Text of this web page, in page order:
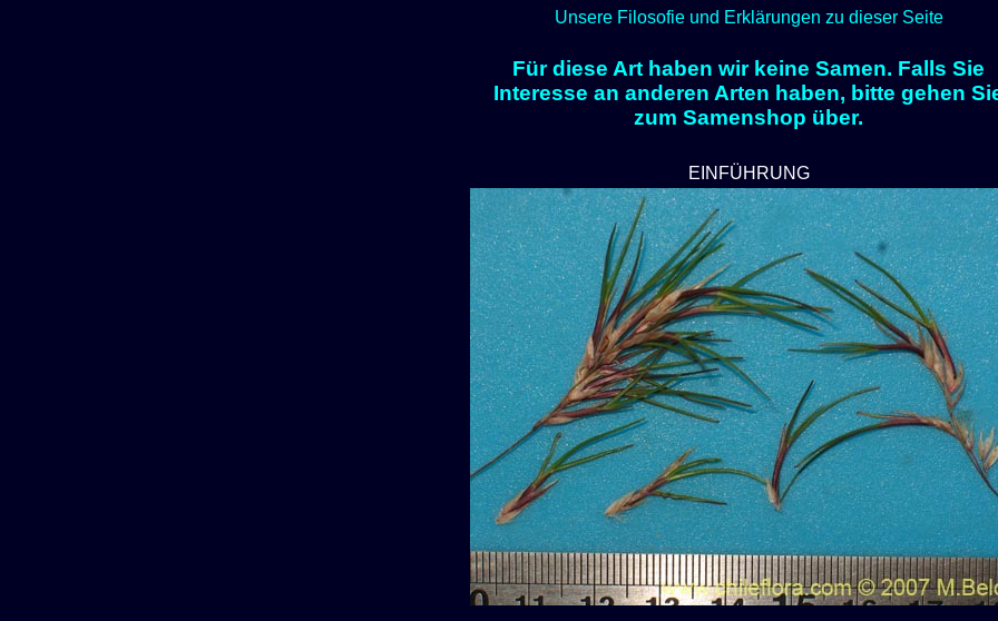
Unsere Filosofie und Erklärungen zu dieser Seite
Für diese Art haben wir keine Samen. Falls Sie
Interesse an anderen Arten haben, bitte gehen
zum Samenshop über.
EINFÜHRUNG